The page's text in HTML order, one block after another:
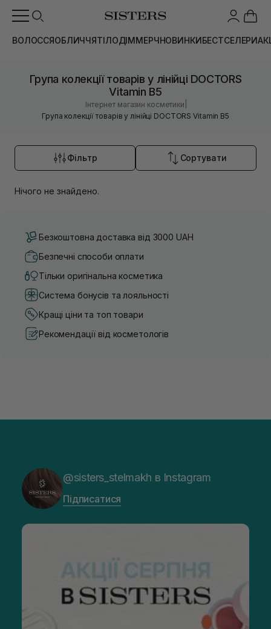
ВОЛОССЯОБЛИЧЧЯТІЛОДІММЕРЧНОВИНКИБЕСТСЕЛЕРИ
Група колекції товарів у лінійці DOCTORS
Vitamin B5
Інтернет магазин косметики
Група колекції товарів у лінійці DOCTORS Vitamin B5
Фільтр Сортувати
Нічого не знайдено.
Безкоштовна доставка від 3000 UAH
Безпечні способи оплати
Тільки оригінальна косметика
Система бонусів та лояльності
Кращі ціни та топ товари
Рекомендації від косметологів
@sisters_stelmakh в Instagram
Підписатися